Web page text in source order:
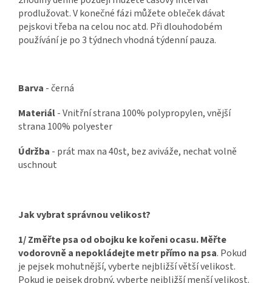
prodlužovat. V konečné fázi můžete obleček dávat
pejskovi třeba na celou noc atd. Při dlouhodobém
používání je po 3 týdnech vhodná týdenní pauza.
Barva - černá
Materiál- Vnitřní strana 100% polypropylen, vnější
strana 100% polyester
Údržba - prát max na 40st, bez aviváže, nechat volně
uschnout
Jak vybrat správnou velikost?
1/ Změřte psa od obojku ke kořeni ocasu. Měřte
vodorovně a nepokládejte metr přímo na psa. Pokud
je pejsek mohutnější, vyberte nejbližší větší velikost.
Pokud je pejsek drobný, vyberte nejbližší menší velikost.